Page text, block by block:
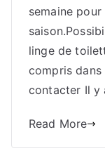
semaine
linge de
compris dans
contacter Il y
Read More